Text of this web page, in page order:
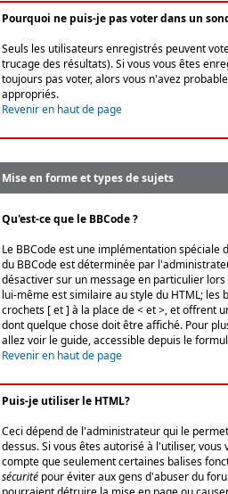
Pourquoi ne puis-je pas voter dans un
Seuls les utilisateurs enregistrés peuvent
trucage des résultats). Si vous vous êtes
toujours pas voter, alors vous n'avez
appropriés.
Revenir en haut de page
Mise en forme et types de sujets
Qu'est-ce que le BBCode ?
Le BBCode est une implémentation spéciale
du BBCode est déterminée par
désactiver sur un message en particulier
lui-même est similaire au style du HTML; les
crochets [ et ] à la place de < et >, et offrent
dont quelque chose doit être affiché. Pour
allez voir le guide, accessible depuis le
Revenir en haut de page
Puis-je utiliser le HTML?
Ceci dépend de l'administrateur qui le
dessus. Si vous êtes autorisé à l'utiliser,
compte que seulement certaines balises
sécurité pour éviter aux gens d'abuser du